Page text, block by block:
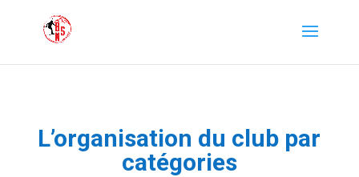
L’organisation du club par
catégories